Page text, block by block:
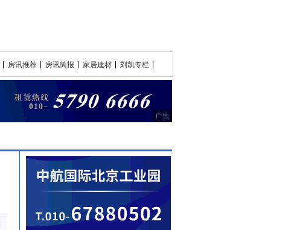
房讯推荐 房讯简报 家居建材 刘凯专栏
广告